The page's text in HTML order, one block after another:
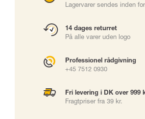
Lagervarer sendes inden
14 dages returret
På alle varer uden logo
Professionel rådgivning
+45 7512 0930
Fri levering i DK over 999
Fragtpriser fra 39 kr.